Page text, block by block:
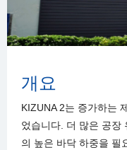
개요
KIZUNA 2는 증가하는
었습니다. 더 많은 공장
의 높은 바닥 하중을 필